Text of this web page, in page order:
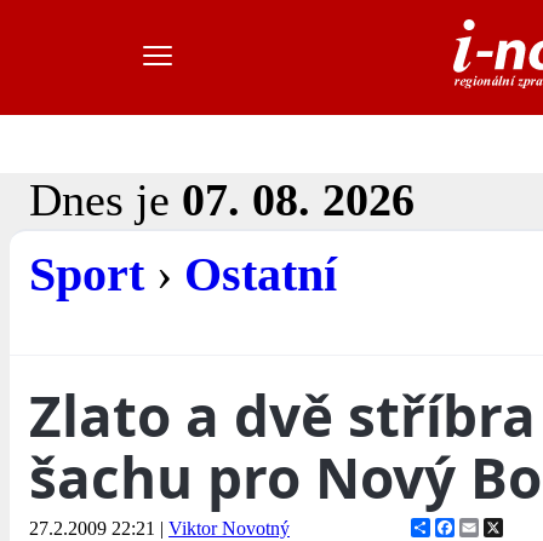
Dnes je 07. 08. 2026
Sport› Ostatní
Zlato a dvě stříbra
šachu pro Nový
27.2.2009 22:21 | Viktor Novotný
ShareFacebook
Email